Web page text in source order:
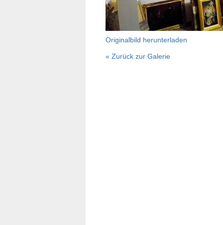
Originalbild herunterladen
« Zurück zur Galerie